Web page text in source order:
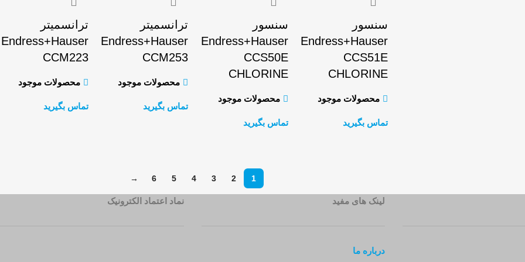
سنسور
Endress+Hauser
CCS51E
CHLORINE
محصولات موجود
تماس بگیرید
سنسور
Endress+Hauser
CCS50E
CHLORINE
محصولات موجود
تماس بگیرید
ترانسمیتر
Endress+Hauser
CCM253
محصولات موجود
تماس بگیرید
ترانسمیتر
Endress+Hauser
CCM223
محصولات موجود
تماس بگیرید
1
2
3
4
5
6
→
لینک های مفید
درباره ما
نماد اعتماد الکترونیک